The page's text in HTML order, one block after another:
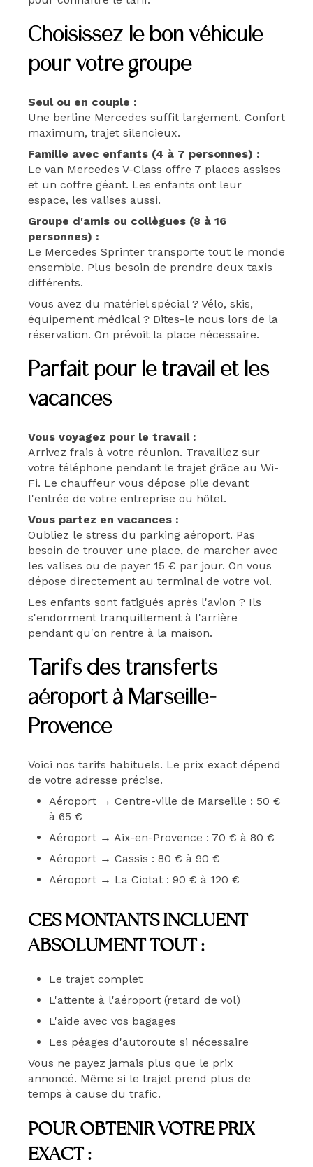
Choisissez le bon véhicule
pour votre groupe
Seul ou en couple :
Une berline Mercedes suffit largement. Confort
maximum, trajet silencieux.
Famille avec enfants (4 à 7 personnes) :
Le van Mercedes V-Class offre 7 places assises
et un coffre géant. Les enfants ont leur
espace, les valises aussi.
Groupe d'amis ou collègues (8 à 16
personnes) :
Le Mercedes Sprinter transporte tout le monde
ensemble. Plus besoin de prendre deux taxis
différents.
Vous avez du matériel spécial ? Vélo, skis,
équipement médical ? Dites-le nous lors de la
réservation. On prévoit la place nécessaire.
Parfait pour le travail et les
vacances
Vous voyagez pour le travail :
Arrivez frais à votre réunion. Travaillez sur
votre téléphone pendant le trajet grâce au Wi-
Fi. Le chauffeur vous dépose pile devant
l'entrée de votre entreprise ou hôtel.
Vous partez en vacances :
Oubliez le stress du parking aéroport. Pas
besoin de trouver une place, de marcher avec
les valises ou de payer 15 € par jour. On vous
dépose directement au terminal de votre vol.
Les enfants sont fatigués après l'avion ? Ils
s'endorment tranquillement à l'arrière
pendant qu'on rentre à la maison.
Tarifs des transferts
aéroport à Marseille-
Provence
Voici nos tarifs habituels. Le prix exact dépend
de votre adresse précise.
Aéroport → Centre-ville de Marseille : 50 €
à 65 €
Aéroport → Aix-en-Provence : 70 € à 80 €
Aéroport → Cassis : 80 € à 90 €
Aéroport → La Ciotat : 90 € à 120 €
CES MONTANTS INCLUENT
ABSOLUMENT TOUT :
Le trajet complet
L'attente à l'aéroport (retard de vol)
L'aide avec vos bagages
Les péages d'autoroute si nécessaire
Vous ne payez jamais plus que le prix
annoncé. Même si le trajet prend plus de
temps à cause du trafic.
POUR OBTENIR VOTRE PRIX
EXACT :